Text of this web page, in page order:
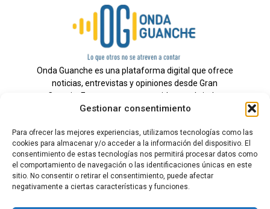
Gestionar consentimiento
Para ofrecer las mejores experiencias, utilizamos tecnologías como las
cookies para almacenar y/o acceder a la información del dispositivo. El
consentimiento de estas tecnologías nos permitirá procesar datos como
el comportamiento de navegación o las identificaciones únicas en este
sitio. No consentir o retirar el consentimiento, puede afectar
negativamente a ciertas características y funciones.
Onda Guanche es una plataforma digital que ofrece
noticias, entrevistas y opiniones desde Gran
Canaria. Estamos comprometidos con brindar
información veraz y un periodismo independiente a
Todos los derechos reservados.
Radio